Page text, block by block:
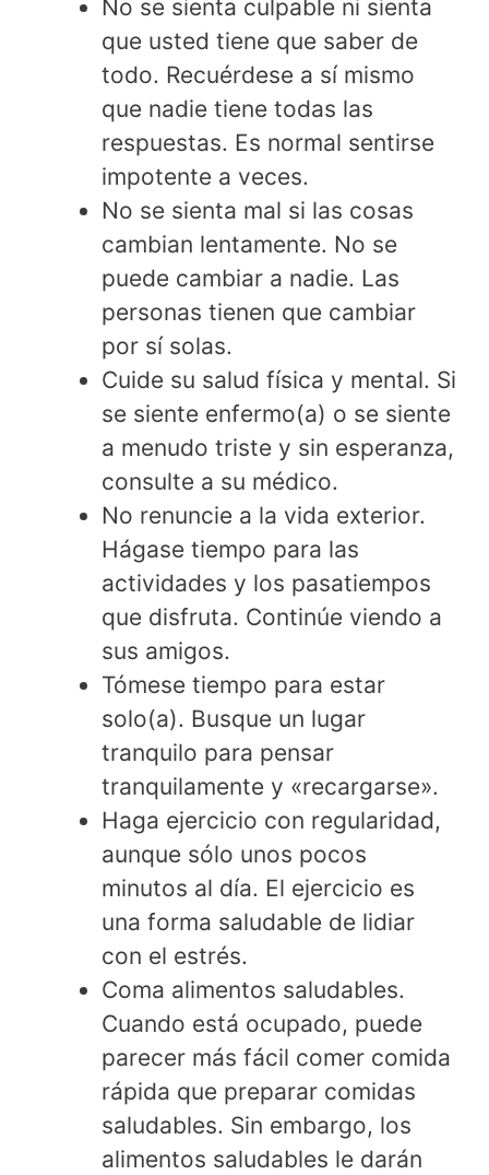
No se sienta culpable ni sienta
que usted tiene que saber de
todo. Recuérdese a sí mismo
que nadie tiene todas las
respuestas. Es normal sentirse
impotente a veces.
No se sienta mal si las cosas
cambian lentamente. No se
puede cambiar a nadie. Las
personas tienen que cambiar
por sí solas.
Cuide su salud física y mental. Si
se siente enfermo(a) o se siente
a menudo triste y sin esperanza,
consulte a su médico.
No renuncie a la vida exterior.
Hágase tiempo para las
actividades y los pasatiempos
que disfruta. Continúe viendo a
sus amigos.
Tómese tiempo para estar
solo(a). Busque un lugar
tranquilo para pensar
tranquilamente y «recargarse».
Haga ejercicio con regularidad,
aunque sólo unos pocos
minutos al día. El ejercicio es
una forma saludable de lidiar
con el estrés.
Coma alimentos saludables.
Cuando está ocupado, puede
parecer más fácil comer comida
rápida que preparar comidas
saludables. Sin embargo, los
alimentos saludables le darán